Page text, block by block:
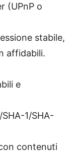
(UPnP o
stabile,
affidabili.
e
1/SHA-
contenuti